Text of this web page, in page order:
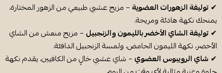
✔توليفة الزهورات العضوية – مزيج عشبي طبيعي من الزهور المختارة،
يمنحك نكهة هادئة ومريحة.
✔توليفة الشاي الأخضر بالليمون والزنجبيل – مزيج منعش من الشاي
الأخضر، نكهة الليمون الحامض، ولمسة الزنجبيل الدافئة.
✔ شاي الرويبوس العضوي – شاي عشبي خالٍ من الكافيين، يقدم نكهة